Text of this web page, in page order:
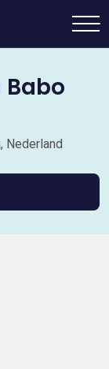
Nederland